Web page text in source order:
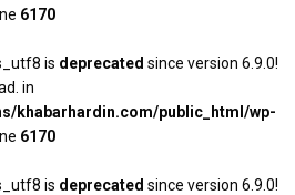
6170
is deprecated since version 6.9.0!
in
khabarhardin.com/public_html/wp-
6170
is deprecated since version 6.9.0!